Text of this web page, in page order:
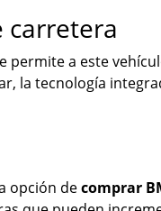
carretera
permite a este
la tecnología
opción decomprar